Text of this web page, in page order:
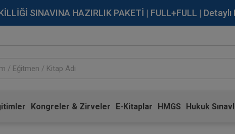
SINAVINA HAZIRLIK PAKETİ | FULL+FULL | Detaylı
Kongreler & Zirveler E-Kitaplar HMGS Hukuk